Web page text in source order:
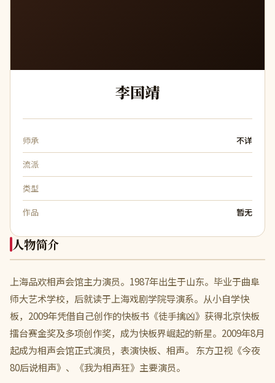
李国靖
师承 不详
流派
类型
作品 暂无
人物简介
上海品欢相声会馆主力演员。1987年出生于山东。毕业于曲阜
师大艺术学校，后就读于上海戏剧学院导演系。从小自学快
板，2009年凭借自己创作的快板书《徒手擒凶》获得北京快板
擂台赛金奖及多项创作奖，成为快板界崛起的新星。2009年8月
起成为相声会馆正式演员，表演快板、相声。 东方卫视《今夜
80后说相声》、《我为相声狂》主要演员。